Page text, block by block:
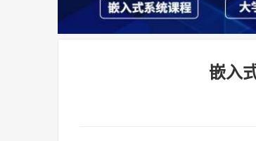
嵌入